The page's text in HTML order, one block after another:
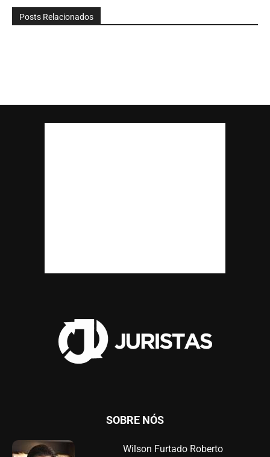
Posts Relacionados
SOBRE NÓS
Wilson Furtado Roberto